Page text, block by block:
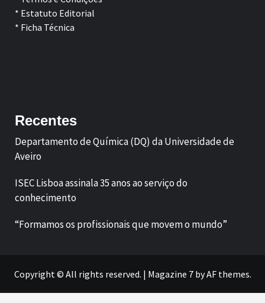
* Estatuto Editorial
* Ficha Técnica
Recentes
Departamento de Química (DQ) da Universidade de
Aveiro
ISEC Lisboa assinala 35 anos ao serviço do
conhecimento
“Formamos os profissionais que movem o mundo”
Copyright © All rights reserved. | Magazine 7by AF themes.